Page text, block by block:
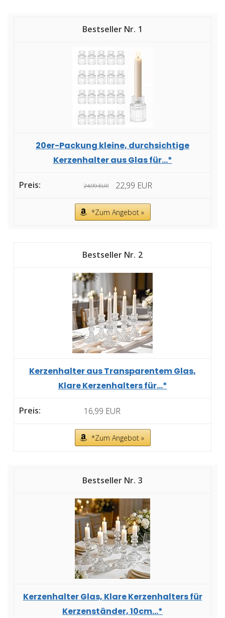
1
20er-Packung kleine, durchsichtige
Kerzenhalter aus Glas für...*
24,99 EUR 22,99 EUR
*Zum Angebot »
2
Kerzenhalter aus Transparentem Glas,
Klare Kerzenhalters für...*
16,99 EUR
*Zum Angebot »
3
Kerzenhalter Glas, Klare Kerzenhalters für
Kerzenständer, 10cm...*